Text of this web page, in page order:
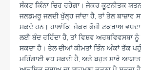
ਸੰਕਟ ਕਿੰਨਾ ਚਿਰ ਰਹੇਗਾ। ਜੇਕਰ ਕੂਟਨੀਤਕ
ਜਲਡਮਰੂ ਜਲਦੀ ਖੁੱਲ੍ਹ ਜਾਂਦਾ ਹੈ, ਤਾਂ ਤੇਲ ਬਾਜ਼ਾਰ
ਸਕਦੇ ਹਨ। ਹਾਲਾਂਕਿ, ਜੇਕਰ ਫੌਜੀ ਟਕਰਾਅ
ਲਈ ਬੰਦ ਰਹਿੰਦਾ ਹੈ, ਤਾਂ ਵਿਸ਼ਵ ਅਰਥਵਿਵਸਥਾ
ਸਕਦਾ ਹੈ। ਤੇਲ ਦੀਆਂ ਕੀਮਤਾਂ ਤਿੰਨ ਅੰਕਾਂ ਤੱਕ
ਮਹਿੰਗਾਈ ਵਧ ਸਕਦੀ ਹੈ, ਅਤੇ ਬਹੁਤ ਸਾਰੇ